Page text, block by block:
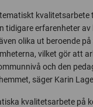
kvalitetsarbete
tidigare erfarenheter av
olika ut beroende
vilket gör att
och den
säger Karin
kvalitetsarbete på